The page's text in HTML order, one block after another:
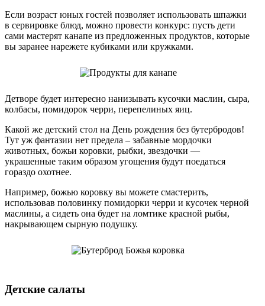
Если возраст юных гостей позволяет использовать шпажки
в сервировке блюд, можно провести конкурс: пусть дети
сами мастерят канапе из предложенных продуктов, которые
вы заранее нарежете кубиками или кружками.
Детворе будет интересно нанизывать кусочки маслин, сыра,
колбасы, помидорок черри, перепелиных яиц.
Какой же детский стол на День рождения без бутербродов!
Тут уж фантазии нет предела – забавные мордочки
животных, божьи коровки, рыбки, звездочки —
украшенные таким образом угощения будут поедаться
гораздо охотнее.
Например, божью коровку вы можете смастерить,
использовав половинку помидорки черри и кусочек черной
маслины, а сидеть она будет на ломтике красной рыбы,
накрывающем сырную подушку.
Детские салаты